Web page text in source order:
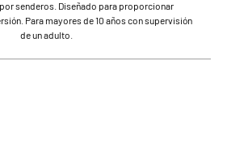
senderos. Diseñado para proporcionar
Para mayores de 10 años con supervisión
de un adulto.